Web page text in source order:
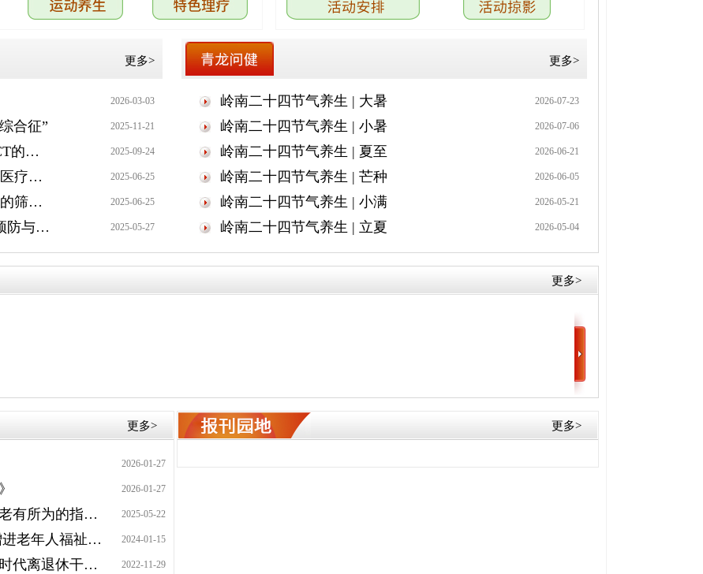
更多>
2026-03-03
合征” 2025-11-21
泌尿系结石检查小贴士 | 彩超与CT的科学选择 2025-09-24
引进全自动尿液分析流水线 助力医疗服务质效提升 2025-06-25
完善尿液检测项目 助力早期肾病的筛查诊断 2025-06-25
关爱健康 | 老年人低血糖的科学预防与紧急应对 2025-05-27
更多>
岭南二十四节气养生 | 大暑 2026-07-23
岭南二十四节气养生 | 小暑 2026-07-06
岭南二十四节气养生 | 夏至 2026-06-21
岭南二十四节气养生 | 芒种 2026-06-05
岭南二十四节气养生 | 小满 2026-05-21
岭南二十四节气养生 | 立夏 2026-05-04
更多>
更多>
2026-01-27
2026-01-27
关于支持老年人社会参与推动实现老有所为的指导意见 2025-05-22
国务院办公厅关于发展银发经济 增进老年人福祉的意见 2024-01-15
中共中央办公厅印发《关于加强新时代离退休干部党的建设工作的意见》 2022-11-29
更多>